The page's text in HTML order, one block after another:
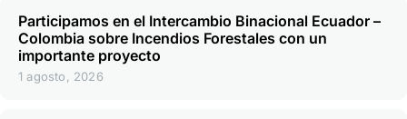
Participamos en el Intercambio Binacional Ecuador –
Colombia sobre Incendios Forestales con un
importante proyecto
1 agosto, 2026